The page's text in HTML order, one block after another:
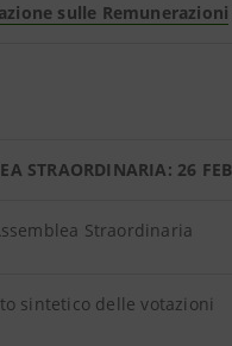
sulle Remunerazioni
STRAORDINARIA: 26
Straordinaria
sintetico delle votazioni